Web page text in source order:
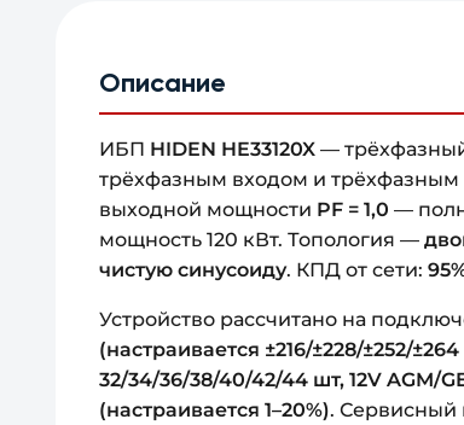
Описание
ИБП HIDEN HE33120X —
трёхфазным входом и
выходной мощности PF = 1,0 —
мощность 120 кВт. Топология —
чистую синусоиду. КПД от сети:
Устройство рассчитано на
(настраивается ±216/±228/±252/
32/34/36/38/40/42/44 шт, 12V AGM/
(настраивается 1–20%). Сервисный